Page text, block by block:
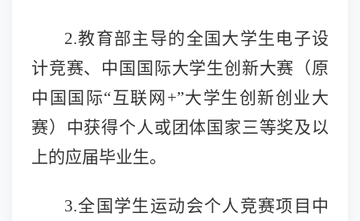
2.教育部主导的全国大学生电子设
计竞赛、中国国际大学生创新大赛（原
中国国际“互联网+”大学生创新创业大
赛）中获得个人或团体国家三等奖及以
上的应届毕业生。
3.全国学生运动会个人竞赛项目中